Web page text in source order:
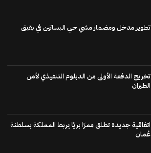
تطوير مدخل ومضمار مشي حي البساتين في بقيق
تخريج الدفعة الأولى من الدبلوم التنفيذي لأمن
الطيران
اتفاقية جديدة تطلق ممرًا بريًا يربط المملكة بسلطنة
عُمان